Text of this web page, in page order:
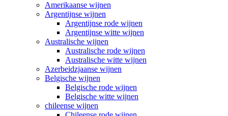
Amerikaanse wijnen
Argentijnse wijnen
Argentijnse rode wijnen
Argentijnse witte wijnen
Australische wijnen
Australische rode wijnen
Australische witte wijnen
Azerbeidzjaanse wijnen
Belgische wijnen
Belgische rode wijnen
Belgische witte wijnen
chileense wijnen